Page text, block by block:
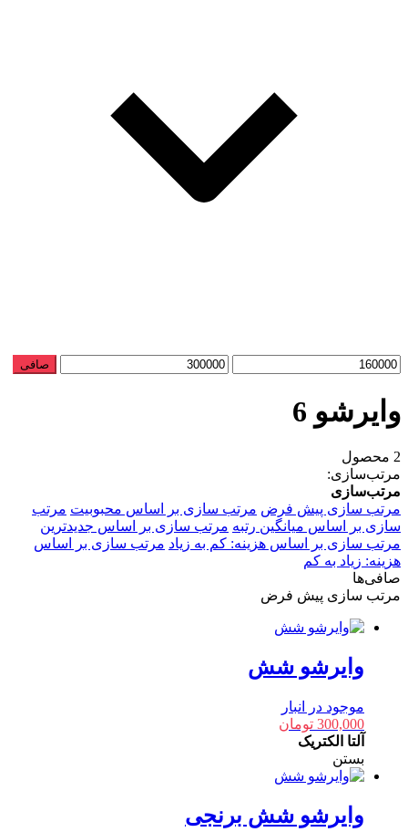
حداقل
حداكثر
صافی
وایرشو 6
2 محصول
مرتب‌سازی:
مرتب‌سازی
مرتب سازی پیش فرض مرتب سازی بر اساس محبوبیت مرتب
سازی بر اساس میانگین رتبه مرتب سازی بر اساس جدیدترین
مرتب سازی بر اساس هزینه: کم به زیاد مرتب سازی بر اساس
هزینه: زیاد به کم
صافی‌ها
مرتب سازی پیش فرض
وایرشو شش
موجود در انبار
300,000 تومان
آلتا الکتریک
بستن
وایرشو شش برنجی